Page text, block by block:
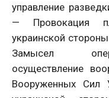
управление
— Провокация
украинской
Замысел
осуществление
Вооруженных Сил